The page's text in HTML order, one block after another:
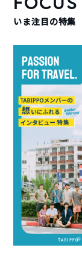
いま注目の特集